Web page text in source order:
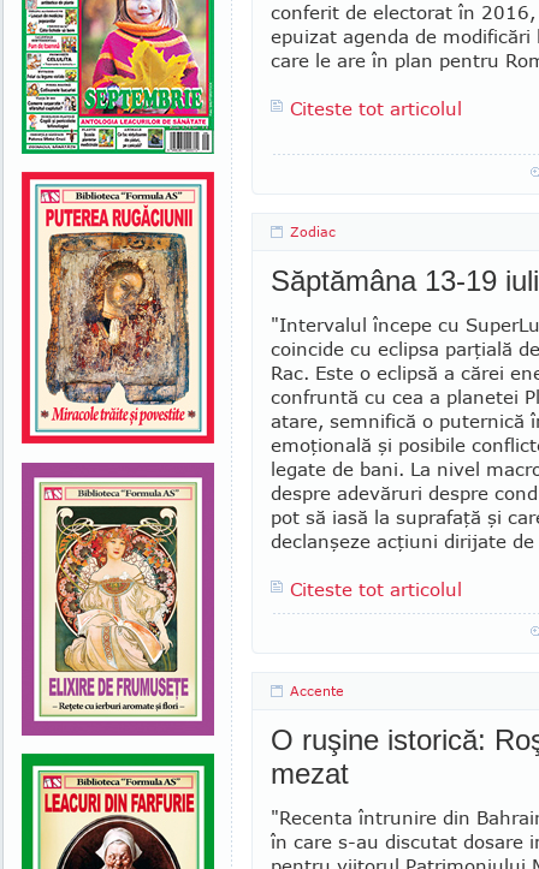
conferit de electorat în
epuizat agenda de modificări
care le are în plan pentru
Citeste tot articolul
Zodiac
Săptămâna 13-19
"Intervalul începe cu
coin­ci­de cu eclipsa parţială
Rac. Este o eclip­­să a cărei
confruntă cu cea a pla­netei
atare, semnifică o puternică
emoţională şi posibile
legate de bani. La nivel
des­pre adevăruri despre
pot să iasă la suprafaţă şi
declanşeze ac­ţiuni dirijate
Citeste tot articolul
Accente
O ruşine istorică:
mezat
"Recenta întrunire din
în care s-au discutat dosare